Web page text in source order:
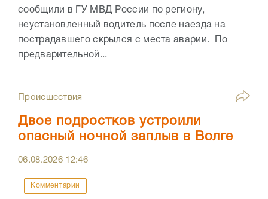
сообщили в ГУ МВД России по региону,
неустановленный водитель после наезда на
пострадавшего скрылся с места аварии. По
предварительной...
Происшествия
Двое подростков устроили
опасный ночной заплыв в Волге
06.08.2026 12:46
Комментарии